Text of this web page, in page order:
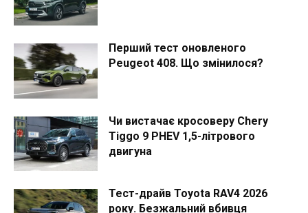
Перший тест оновленого
Peugeot 408. Що змінилося?
Чи вистачає кросоверу Chery
Tiggo 9 PHEV 1,5-літрового
двигуна
Тест-драйв Toyota RAV4 2026
року. Безжальний вбивця